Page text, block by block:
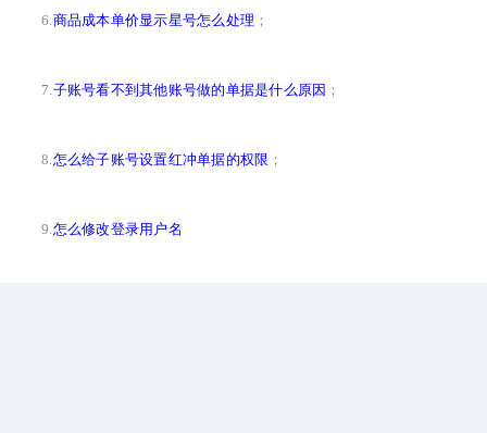
6.商品成本单价显示星号怎么处理 ；
7.子账号看不到其他账号做的单据是什么原因 ；
8.怎么给子账号设置红冲单据的权限 ；
9.怎么修改登录用户名